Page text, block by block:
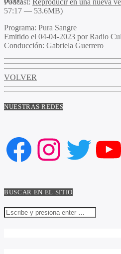
57:17 — 53.6MB)
Programa: Pura Sangre
Emitido el 04-04-2023 por Radio
Conducción: Gabriela Guerrero
VOLVER
NUESTRAS REDES
Facebook
BUSCAR EN EL SITIO